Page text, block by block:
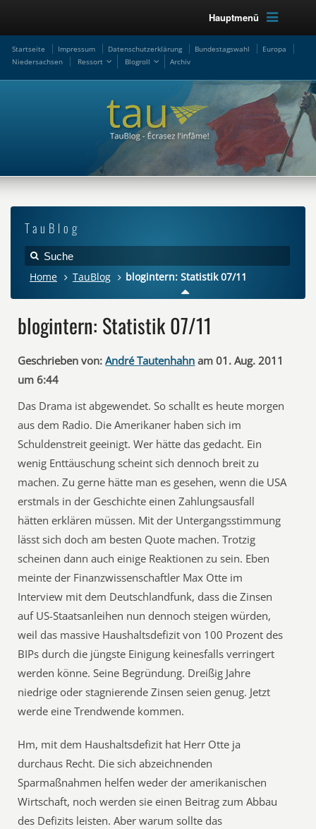
Hauptmenü
Startseite Impressum Datenschutzerklärung Bundestagswahl
Europa
Niedersachsen
Ressort Blogroll Archiv
TauBlog
Home TauBlog blogintern: Statistik 07/11
blogintern: Statistik 07/11
Geschrieben von: André Tautenhahn am 01. Aug. 2011
um 6:44
Das Drama ist abgewendet. So schallt es heute morgen
aus dem Radio. Die Amerikaner haben sich im
Schuldenstreit geeinigt. Wer hätte das gedacht. Ein
wenig Enttäuschung scheint sich dennoch breit zu
machen. Zu gerne hätte man es gesehen, wenn die USA
erstmals in der Geschichte einen Zahlungsausfall
hätten erklären müssen. Mit der Untergangsstimmung
lässt sich doch am besten Quote machen. Trotzig
scheinen dann auch einige Reaktionen zu sein. Eben
meinte der Finanzwissenschaftler Max Otte im
Interview mit dem Deutschlandfunk, dass die Zinsen
auf US-Staatsanleihen nun dennoch steigen würden,
weil das massive Haushaltsdefizit von 100 Prozent des
BIPs durch die jüngste Einigung keinesfalls verringert
werden könne. Seine Begründung. Dreißig Jahre
niedrige oder stagnierende Zinsen seien genug. Jetzt
werde eine Trendwende kommen.
Hm, mit dem Haushaltsdefizit hat Herr Otte ja
durchaus Recht. Die sich abzeichnenden
Sparmaßnahmen helfen weder der amerikanischen
Wirtschaft, noch werden sie einen Beitrag zum Abbau
des Defizits leisten. Aber warum sollte das